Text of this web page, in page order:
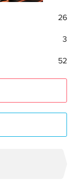
26
3
52